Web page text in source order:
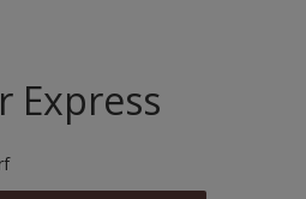
Express